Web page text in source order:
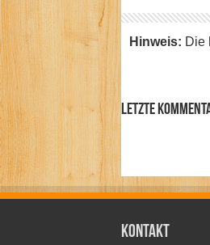
Hinweis: Die
Letzte
Kontakt